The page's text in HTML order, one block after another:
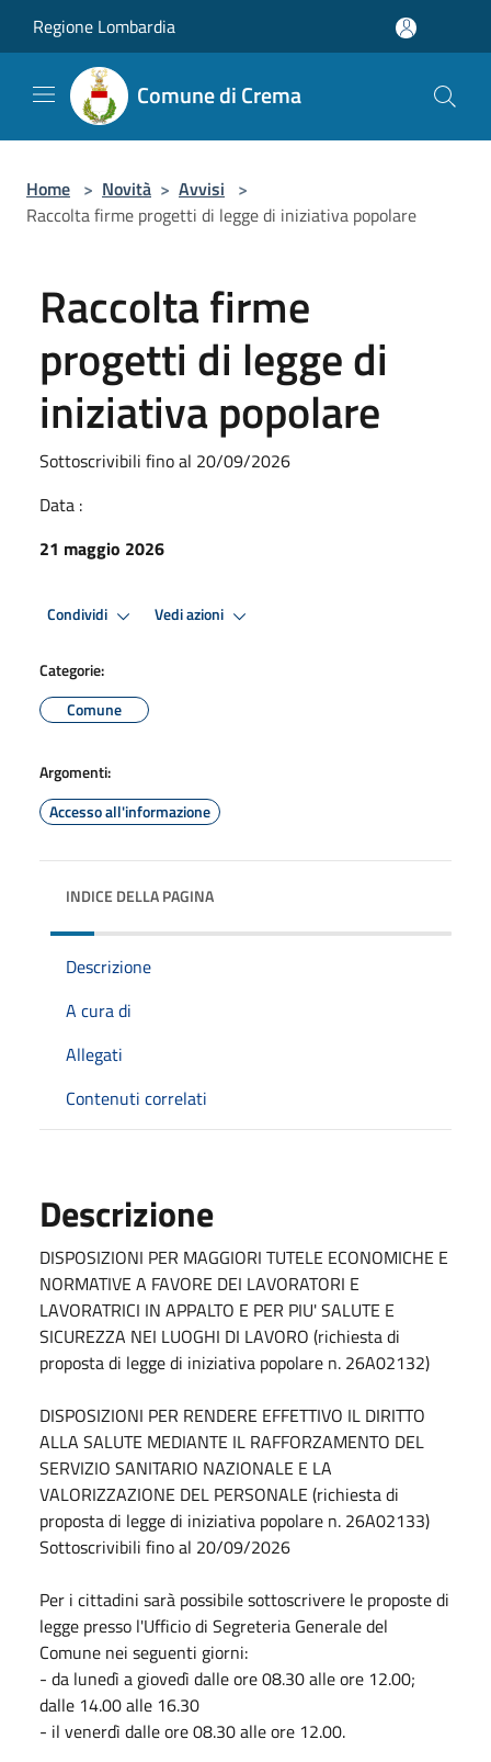
Regione Lombardia
Comune di Crema
Home > Novità > Avvisi >
Raccolta firme progetti di legge di iniziativa popolare
Raccolta firme
progetti di legge di
iniziativa popolare
Sottoscrivibili fino al 20/09/2026
Data :
21 maggio 2026
Condividi Vedi azioni
Categorie:
Comune
Argomenti:
Accesso all'informazione
INDICE DELLA PAGINA
Descrizione
A cura di
Allegati
Contenuti correlati
Descrizione
DISPOSIZIONI PER MAGGIORI TUTELE ECONOMICHE E
NORMATIVE A FAVORE DEI LAVORATORI E
LAVORATRICI IN APPALTO E PER PIU' SALUTE E
SICUREZZA NEI LUOGHI DI LAVORO (richiesta di
proposta di legge di iniziativa popolare n. 26A02132)
DISPOSIZIONI PER RENDERE EFFETTIVO IL DIRITTO
ALLA SALUTE MEDIANTE IL RAFFORZAMENTO DEL
SERVIZIO SANITARIO NAZIONALE E LA
VALORIZZAZIONE DEL PERSONALE (richiesta di
proposta di legge di iniziativa popolare n. 26A02133)
Sottoscrivibili fino al 20/09/2026
Per i cittadini sarà possibile sottoscrivere le proposte di
legge presso l'Ufficio di Segreteria Generale del
Comune nei seguenti giorni:
- da lunedì a giovedì dalle ore 08.30 alle ore 12.00;
dalle 14.00 alle 16.30
- il venerdì dalle ore 08.30 alle ore 12.00.